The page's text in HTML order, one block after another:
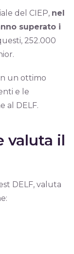
del CIEP, nel
superato i
252.000
un ottimo
e le
al DELF.
valuta il
DELF, valuta